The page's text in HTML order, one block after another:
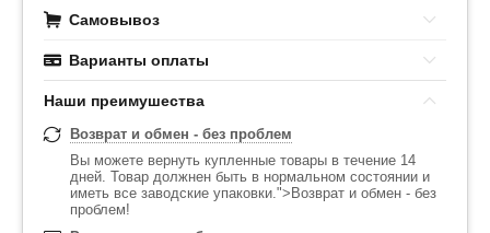
Самовывоз
Варианты оплаты
Наши преимушества
Возврат и обмен - без проблем
Вы можете вернуть купленные товары в течение 14
дней. Товар должнен быть в нормальном состоянии и
иметь все заводские упаковки.">Возврат и обмен - без
проблем!